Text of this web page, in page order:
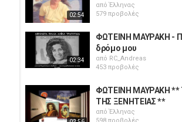
02:54
απόΈλληνας
579 προβολές
02:34
ΦΩΤΕΙΝΗ ΜΑΥΡΑΚΗ -
δρόμο μου
από RC_Andreas
453 προβολές
ΦΩΤΕΙΝΗ ΜΑΥΡΑΚΗ **
ΤΗΣ ΞΕΝΗΤΕΙΑΣ **
απόΈλληνας
598 προβολές